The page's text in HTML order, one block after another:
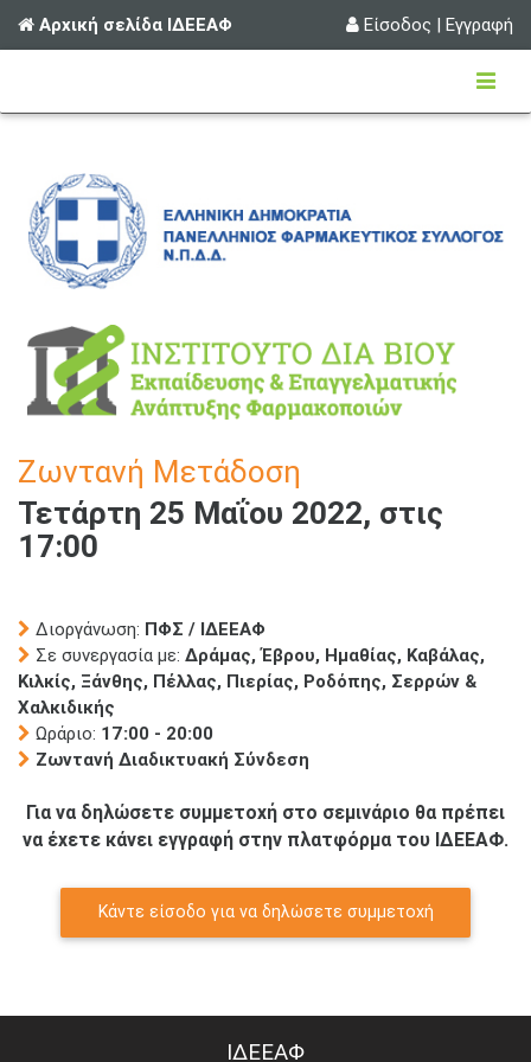
Αρχική σελίδα ΙΔΕΕΑΦ Είσοδος | Εγγραφή
Ζωντανή Μετάδοση
Τετάρτη 25 Μαΐου 2022, στις
17:00
Διοργάνωση: ΠΦΣ / ΙΔΕΕΑΦ
Σε συνεργασία με: Δράμας, Έβρου, Ημαθίας, Καβάλας,
Κιλκίς, Ξάνθης, Πέλλας, Πιερίας, Ροδόπης, Σερρών &
Χαλκιδικής
Ωράριο: 17:00 - 20:00
Ζωντανή Διαδικτυακή Σύνδεση
Για να δηλώσετε συμμετοχή στο σεμινάριο θα πρέπει
να έχετε κάνει εγγραφή στην πλατφόρμα του ΙΔΕΕΑΦ.
Κάντε είσοδο για να δηλώσετε συμμετοχή
ΙΔΕΕΑΦ